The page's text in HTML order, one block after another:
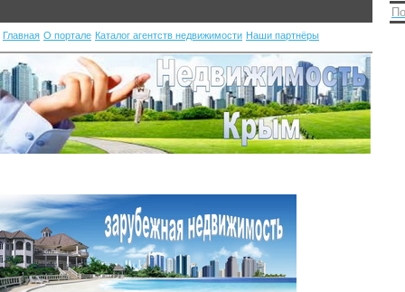
Главная О портале Каталог агентств недвижимости Наши партнёры